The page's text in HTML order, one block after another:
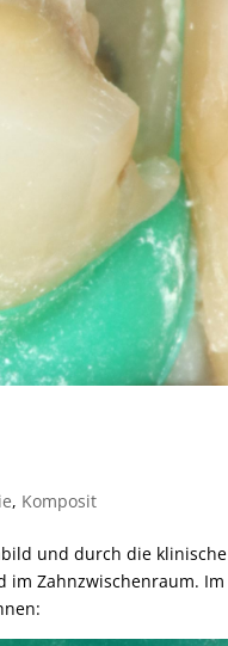
, Komposit
und durch die klinische
im Zahnzwischenraum. Im